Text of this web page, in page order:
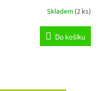
Skladem (2 ks)
Do košíku